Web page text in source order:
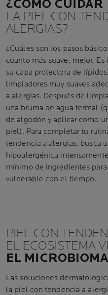
¿CÓMO CUIDAR
LA PIEL CON
ALERGIAS?
¿Cuáles son los pasos
cuanto más suave, mejor.
su capa protectora de
limpiadores muy suaves
a alergias. Después de
una bruma de agua termal
de algodón y aplicar como
piel). Para completar tu
tendencia a alergias, busca
hipoalergénica
mínimo de ingredientes
vulnerable con el tiempo.
PIEL CON
EL ECOSISTEMA
EL MICROBIOMA
Las soluciones
la piel con tendencia a